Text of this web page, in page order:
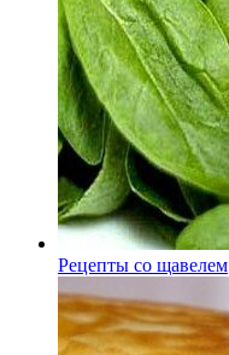
Рецепты со щавелем